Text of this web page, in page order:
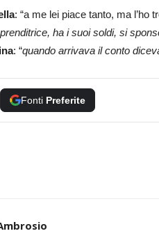
: “a me lei piace tanto, ma l’ho
ha i suoi soldi, si
: “quando arrivava il conto
Fonti Preferite